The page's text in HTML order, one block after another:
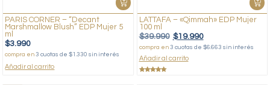
PARIS CORNER – “Decant
Marshmallow Blush” EDP Mujer 5
ml
$3.990
compra en3 cuotas de $1.330 sin interés
Añadir al carrito
LATTAFA – «Qimmah» EDP Mujer
100 ml
$39.990 $19.990
compra en 3 cuotas de $6.663 sin interés
Añadir al carrito